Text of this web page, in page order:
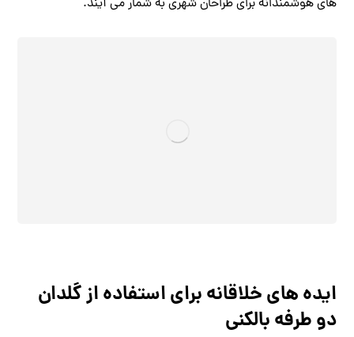
‌های هوشمندانه برای طراحان شهری به شمار می ‌آیند.
ایده ‌های خلاقانه برای استفاده از گلدان
دو طرفه بالکنی